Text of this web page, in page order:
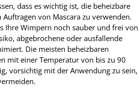
dass es wichtig ist, die beheizbare
von Mascara zu verwenden.
Ihre Wimpern noch sauber und frei von
abgebrochene oder ausfallende
Die meisten beheizbaren
mit einer Temperatur von bis zu 90
vorsichtig mit der Anwendung zu sein,